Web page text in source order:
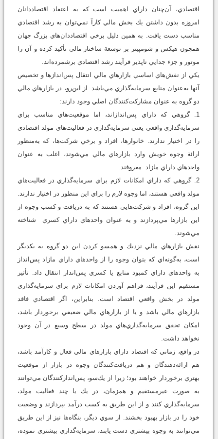
اقتصادي، آن‌چنان داراي اهميت است كه به اعتقاد اقتصاددانان
امروزه بدون داشتن يك بخش مالي كارآ نمي‌توان به رشد اقتصادي
مناسب دست يافت. به همين دليل برخي اقتصاددان‌هاي بزرگ جهان
همچون هيكس و شومپيتر بر توسعة ساختار مالي تأكيد كرده و آن را
موتور و جزء جدايي ناپذير فرآيند رشد اقتصادي برشمرده‌اند.
يكي از نقش‌هاي اساسي بازارهاي مالي انتقال پس‌اندازها و تخصيص
آنها به‌عنوان منابع سرمايه‌گذاري مي‌باشد. از اين‌رو، در بازارهاي مالي
دو گروه به عنوان مشاركت‌كنند‌گان اصلي وجود دارند:
1. گروهي كه داراي پس‌اندازاند، اما موقعيت‌هاي مناسب براي
سرمايه‌گذاري واقعي يعني سرمايه‌گذاري در فعاليت‌هاي مولد اقتصادي
را در اختيار ندارند. خانوارها، افراد و برخي شركت‌ها، كه به‌منظور
ارائة وجوه خويش وارد بازارهاي مالي مي‌شوند، اغلب به عنوان
واحدهاي داراي مازاد معروفند.
2. گروهي كه داراي امكانات لازم براي سرمايه‌گذاري در فعاليت‌هاي
مولد واقعي هستند، اما وجوه لازم را براي اين منظور در اختيار ندارند.
اين گروه، افراد و شركت‌هايي هستند كه به دريافت و كسب وجوه از
اين بازارها مي‌پردازند و به عنوان واحدهاي داراي كسري شناخته
مي‌شوند.
نقش بازارهاي مالي نزديك و همسو كردن اين دو گروه به يكديگر
است، به‌گونه‌اي كه بتوان وجوه را از واحدهاي داراي مازاد پس‌انداز
به واحدهاي داراي كمبود منابع يا كسري پس‌انداز انتقال داد. تأثير
مستقيم اين فرآيند، فراهم آوردن امكانات لازم براي سرمايه‌گذاري
مولد در بخش واقعي اقتصاد است. بنابراين، اگر اقتصادي فاقد
بازارهاي مالي باشد و يا از بازارهاي مالي ضعيفي برخوردار باشد،
امكان تحقق سرمايه‌گذاري‌هاي مولد در سطح وسيع در آن وجود
نخواهد داشت.
در واقع، زماني كه اقتصاد داراي بازارهاي مالي فعال و كارآمد باشد،
هم ارائه‌دهندگان و هم دريافت‌كنندگان وجوه در بازار از موقعيت
بهتري برخوردار خواهند بود؛ زيرا از يك‌سو، پس‌اندازكنندگان مي‌توانند
به صورت غيرمستقيم و همزمان، در يك يا چند فعاليت مولد،
سرمايه‌گذاري كنند و از اين طريق به كسب درآمد بپردازند و وضعيت
خود را در بازار بهبود بخشند. از سوي ديگر، بنگاه‌ها نيز از اين طريق
مي‌توانند به وجوه بيشتري دست يابند، سرمايه‌گذاري بيشتري نموده،